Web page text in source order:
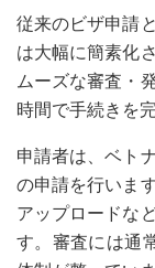
従来のビザ申請
は大幅に簡素化
ムーズな審査・
時間で手続きを
申請者は、ベト
の申請を行いま
アップロードな
す。審査には通